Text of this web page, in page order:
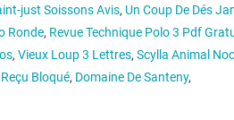
just Soissons Avis, Un Coup De Dés
Ronde, Revue Technique Polo 3 Pdf
, Vieux Loup 3 Lettres, Scylla Animal
Bloqué, Domaine De Santeny,